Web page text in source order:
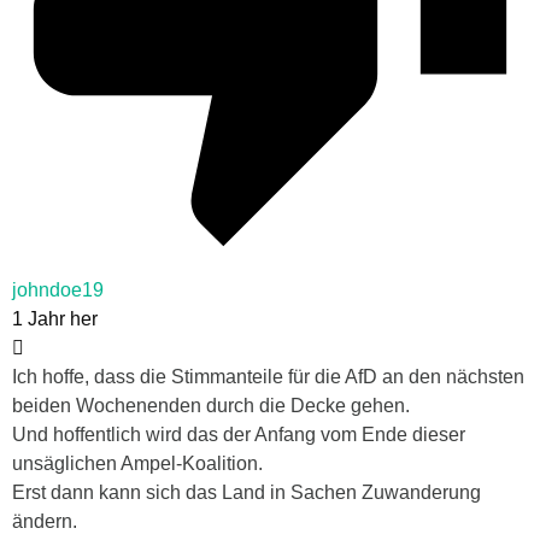
johndoe19
1 Jahr her
Ich hoffe, dass die Stimmanteile für die AfD an den nächsten
beiden Wochenenden durch die Decke gehen.
Und hoffentlich wird das der Anfang vom Ende dieser
unsäglichen Ampel-Koalition.
Erst dann kann sich das Land in Sachen Zuwanderung
ändern.